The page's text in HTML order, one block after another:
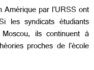
Amérique par l'URSS ont
les syndicats étudiants
ils continuent à
proches de l'école